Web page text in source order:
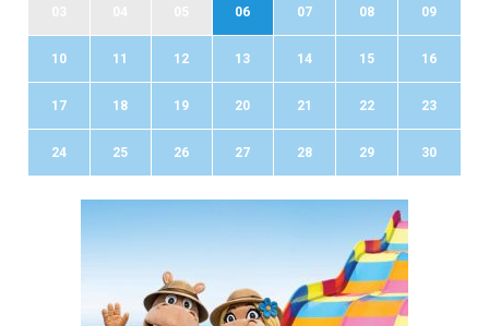
06 07 08 09
10 11 12 13 14 15 16
17 18 19 20 21 22 23
24 25 26 27 28 29 30